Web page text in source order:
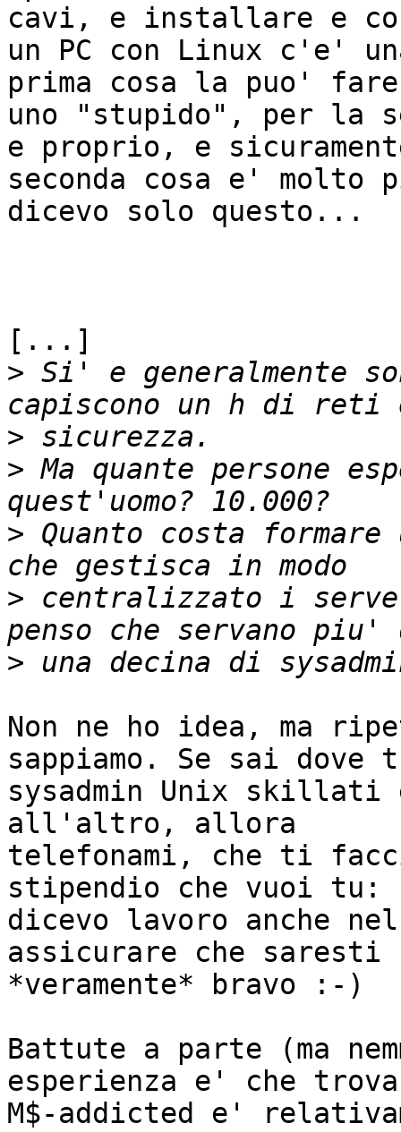
cavi, e installare e
un PC con Linux c'e'
prima cosa la puo' fare
uno "stupido", per la
e proprio, e
seconda cosa e'
dicevo solo questo...
[...]
> Si' e generalmente
>
> Ma quante persone
> Quanto costa
> centralizzato i
>
Non ne ho idea, ma
sappiamo. Se sai dove
sysadmin Unix
all'altro, allora
telefonami, che ti
stipendio che vuoi tu:
dicevo lavoro anche
assicurare che saresti
*veramente* bravo :-)
Battute a parte (ma
esperienza e' che
M$-addicted e'